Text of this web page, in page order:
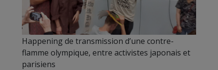
Happening de transmission d’une contre-
flamme olympique, entre activistes japonais et
parisiens